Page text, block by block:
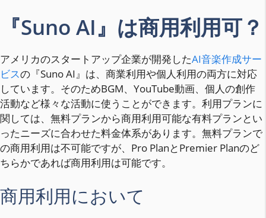
『Suno AI』は商用利用可？
アメリカのスタートアップ企業が開発したAI音楽作成サー
ビスの『Suno AI』は、商業利用や個人利用の両方に対応
しています。そのためBGM、YouTube動画、個人の創作
活動など様々な活動に使うことができます。利用プランに
関しては、無料プランから商用利用可能な有料プランとい
ったニーズに合わせた料金体系があります。無料プランで
の商用利用は不可能ですが、Pro PlanとPremier Planのど
ちらかであれば商用利用は可能です。
商用利用において